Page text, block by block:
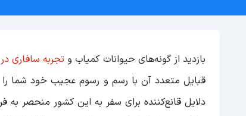
بازدید از گونه‌های حیوانات کمیاب و تجربه سافاری
قبایل متعدد آن با رسم و رسوم عجیب خود شما
دلایل قانع‌کننده برای سفر به این کشور منحصر